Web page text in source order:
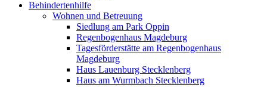
Behindertenhilfe
Wohnen und Betreuung
Siedlung am Park Oppin
Regenbogenhaus Magdeburg
Tagesförderstätte am Regenbogenhaus
Magdeburg
Haus Lauenburg Stecklenberg
Haus am Wurmbach Stecklenberg